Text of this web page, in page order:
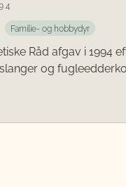
Familie- og hobbydyr
Råd afgav i 1994
og